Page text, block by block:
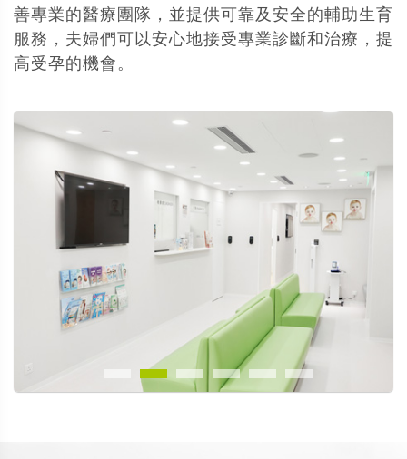
善專業的醫療團隊，並提供可靠及安全的輔助生育
服務，夫婦們可以安心地接受專業診斷和治療，提
高受孕的機會。